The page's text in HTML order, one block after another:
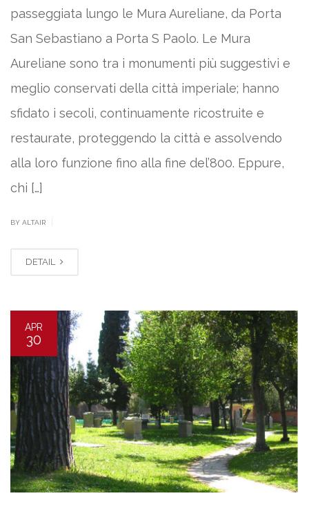
passeggiata lungo le Mura Aureliane, da Porta
San Sebastiano a Porta S Paolo. Le Mura
Aureliane sono tra i monumenti più suggestivi e
meglio conservati della città imperiale; hanno
sfidato i secoli, continuamente ricostruite e
restaurate, proteggendo la città e assolvendo
alla loro funzione fino alla fine del’800. Eppure,
chi […]
BY ALTAIR
DETAIL
APR
30